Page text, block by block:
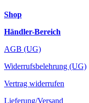
Shop
Händler-Bereich
AGB (UG)
Widerrufsbelehrung (UG)
Vertrag widerrufen
Lieferung/Versand